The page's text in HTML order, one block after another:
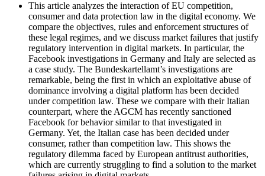
This article analyzes the interaction of EU competition,
consumer and data protection law in the digital economy. We
compare the objectives, rules and enforcement structures of
these legal regimes, and we discuss market failures that justify
regulatory intervention in digital markets. In particular, the
Facebook investigations in Germany and Italy are selected as
a case study. The Bundeskartellamt’s investigations are
remarkable, being the first in which an exploitative abuse of
dominance involving a digital platform has been decided
under competition law. These we compare with their Italian
counterpart, where the AGCM has recently sanctioned
Facebook for behavior similar to that investigated in
Germany. Yet, the Italian case has been decided under
consumer, rather than competition law. This shows the
regulatory dilemma faced by European antitrust authorities,
which are currently struggling to find a solution to the market